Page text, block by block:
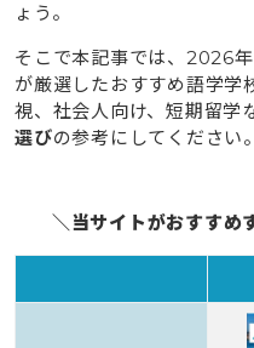
ょう。
そこで本記事では、2026
が厳選したおすすめ語学学
視、社会人向け、短期留学
選びの参考にしてください。
＼当サイトがおすすめ